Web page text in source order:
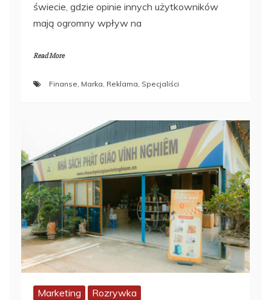
świecie, gdzie opinie innych użytkowników
mają ogromny wpływ na
Read More
Finanse, Marka, Reklama, Specjaliści
Marketing Rozrywka